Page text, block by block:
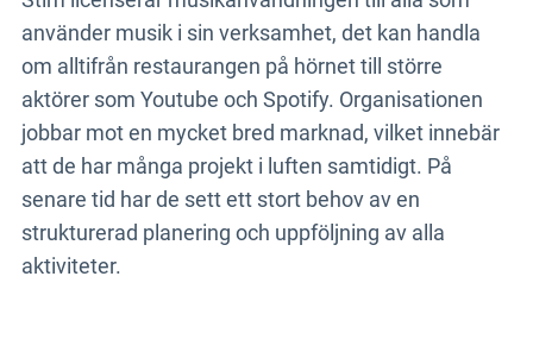
använder musik i sin verksamhet, det kan handla
om alltifrån restaurangen på hörnet till större
aktörer som Youtube och Spotify. Organisationen
jobbar mot en mycket bred marknad, vilket innebär
att de har många projekt i luften samtidigt. På
senare tid har de sett ett stort behov av en
strukturerad planering och uppföljning av alla
aktiviteter.